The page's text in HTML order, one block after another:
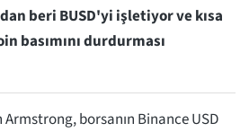
beri BUSD'yi işletiyor ve kısa
basımını durdurması
borsanın Binance USD